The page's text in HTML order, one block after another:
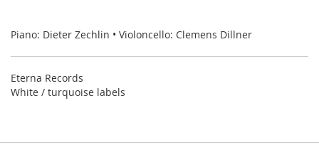
Piano: Dieter Zechlin • Violoncello: Clemens Dillner
Eterna Records
White / turquoise labels